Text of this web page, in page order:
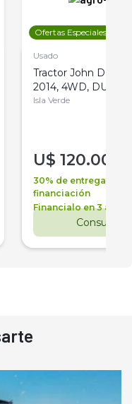
Ofertas Especiales
Usado
Tractor John Deere
2014, 4WD, DUAL
Isla Verde
U$ 120.000
30% de entrega +
financiación
Financialo en 3 años
Consultar